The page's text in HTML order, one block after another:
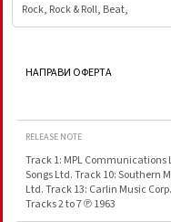
Rock, Rock & Roll, Beat,
НАПРАВИ ОФЕРТА
RELEASE NOTE
Track 1: MPL Communications
Songs Ltd. Track 10: Southern
Ltd. Track 13: Carlin Music
Tracks 2 to 7 ℗ 1963